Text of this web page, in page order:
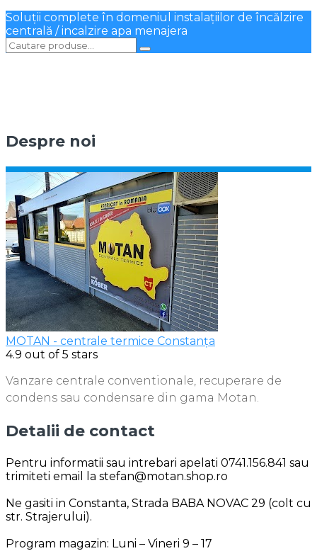
a
fost:
22.000 lei.
este:
21.000 lei.
Soluții complete în domeniul instalațiilor de încălzire
centrală / incalzire apa menajera
Despre noi
MOTAN - centrale termice Constanța
4.9 out of 5 stars
Vanzare centrale conventionale, recuperare de
condens sau condensare din gama Motan.
Detalii de contact
Pentru informatii sau intrebari apelati 0741.156.841 sau
trimiteti email la stefan@motan.shop.ro
Ne gasiti in Constanta, Strada BABA NOVAC 29 (colt cu
str. Strajerului).
Program magazin: Luni – Vineri 9 – 17